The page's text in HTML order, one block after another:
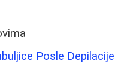
Posle Depilacije